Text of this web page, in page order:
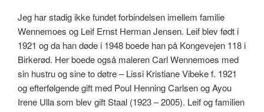
Jeg har stadig ikke fundet forbindelsen imellem familie
Wennemoes og Leif Ernst Herman Jensen. Leif blev født i
1921 og da han døde i 1948 boede han på Kongevejen 118 i
Birkerød. Her boede også maleren Carl Wennemoes med
sin hustru og sine to døtre – Lissi Kristiane Vibeke f. 1921
og efterfølgende gift med Poul Henning Carlsen og Ayou
Irene Ulla som blev gift Staal (1923 – 2005). Leif og familien